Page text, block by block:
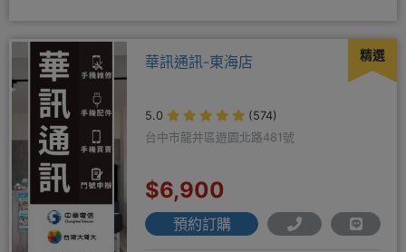
精選
華訊通訊-東海店
5.0
(574)
台中市龍井區遊園北路481號
$6,900
預約訂購